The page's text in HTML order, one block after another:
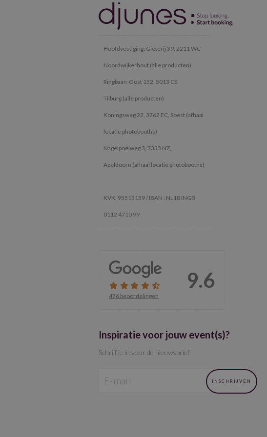
Hoofdvestiging: Gieterij 39, 2211 WC
Noordwijkerhout (alle producten)
Ringbaan-Oost 152, 5013 CE
Tilburg (alle producten)
Koningsweg 22, 3762 EC, Soest (afhaal
locatie photobooths)
Nagelpoelweg 3, 7333 NZ,
Apeldoorn (afhaal locatie photobooths)
KVK: 95513159 / IBAN : NL18 INGB
0112 4710 99
476 beoordelingen
9.6
Inspiratie voor jouw event(s)?
Schrijf je in voor de nieuwsbrief